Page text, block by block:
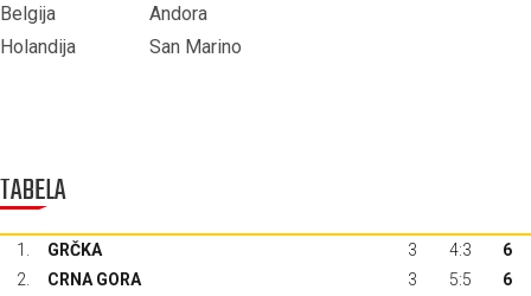
Belgija
Andora
Holandija
San Marino
TABELA
1. GRČKA 3 4:3
6
2.
CRNA GORA 3 5:5 6